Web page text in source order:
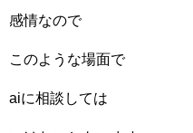
感情なので
このような場面で
aiに相談しては